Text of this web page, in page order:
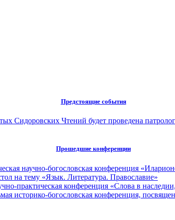
Предстоящие события
Сидоровских Чтений будет проведена
Прошедшие конференции
научно-богословская конференция
на тему «Язык. Литература. Православие»
практическая конференция «Слова в
историко-богословская конференция,